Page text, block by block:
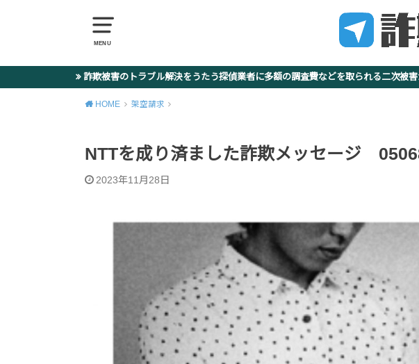
MENU
詐欺被害のトラブル解決をうたう探偵業者に多額の調査費などを取られる二
HOME 架空請求
NTTを成り済ました詐欺メッセージ
2023年11月28日